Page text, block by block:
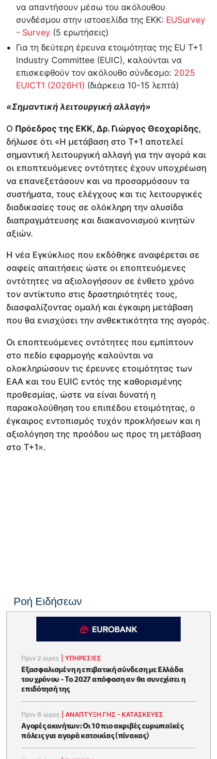
να απαντήσουν μέσω του ακόλουθου
συνδέσμου στην ιστοσελίδα της ΕΚΚ: EUSurvey
- Survey (5 ερωτήσεις)
Για τη δεύτερη έρευνα ετοιμότητας της EU T+1
Industry Committee (EUIC), καλούνται να
επισκεφθούν τον ακόλουθο σύνδεσμο: 2025
EUICT1 (2026H1) (διάρκεια 10-15 λεπτά)
«Σημαντική λειτουργική αλλαγή»
Ο Πρόεδρος της ΕΚΚ, Δρ. Γιώργος Θεοχαρίδης,
δήλωσε ότι «Η μετάβαση στο Τ+1 αποτελεί
σημαντική λειτουργική αλλαγή για την αγορά και
οι εποπτευόμενες οντότητες έχουν υποχρέωση
να επανεξετάσουν και να προσαρμόσουν τα
συστήματα, τους ελέγχους και τις λειτουργικές
διαδικασίες τους σε ολόκληρη την αλυσίδα
διαπραγμάτευσης και διακανονισμού κινητών
αξιών.
Η νέα Εγκύκλιος που εκδόθηκε αναφέρεται σε
σαφείς απαιτήσεις ώστε οι εποπτευόμενες
οντότητες να αξιολογήσουν σε ένθετο χρόνο
τον αντίκτυπο στις δραστηριότητές τους,
διασφαλίζοντας ομαλή και έγκαιρη μετάβαση
που θα ενισχύσει την ανθεκτικότητα της αγοράς.
Οι εποπτευόμενες οντότητες που εμπίπτουν
στο πεδίο εφαρμογής καλούνται να
ολοκληρώσουν τις έρευνες ετοιμότητας των
ΕΑΑ και του EUIC εντός της καθορισμένης
προθεσμίας, ώστε να είναι δυνατή η
παρακολούθηση του επιπέδου ετοιμότητας, ο
έγκαιρος εντοπισμός τυχόν προκλήσεων και η
αξιολόγηση της προόδου ως προς τη μετάβαση
στο Τ+1».
Ροή Ειδήσεων
Πριν 2 ώρες |ΥΠΗΡΕΣΙΕΣ
Εξασφαλισμένη η επιβατική σύνδεση με Ελλάδα
του χρόνου - Το 2027 απόφαση αν θα συνεχίσει η
επιδότησή της
Πριν 6 ώρες |ΑΝΑΠΤΥΞΗ ΓΗΣ - ΚΑΤΑΣΚΕΥΕΣ
Αγορές ακινήτων: Οι 10 πιο ακριβές ευρωπαϊκές
πόλεις για αγορά κατοικίας (πίνακας)